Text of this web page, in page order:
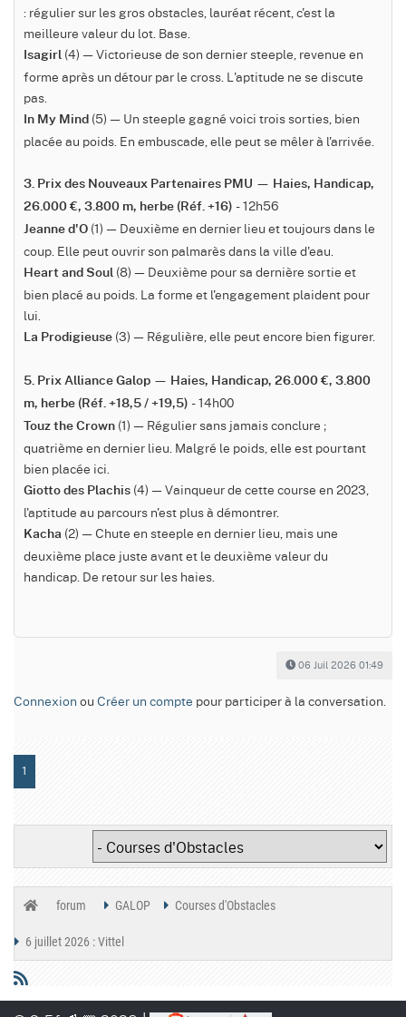
: régulier sur les gros obstacles, lauréat récent, c'est la
meilleure valeur du lot. Base.
Isagirl (4) — Victorieuse de son dernier steeple, revenue en
forme après un détour par le cross. L'aptitude ne se discute
pas.
In My Mind (5) — Un steeple gagné voici trois sorties, bien
placée au poids. En embuscade, elle peut se mêler à l'arrivée.
3. Prix des Nouveaux Partenaires PMU — Haies, Handicap,
26.000 €, 3.800 m, herbe (Réf. +16) - 12h56
Jeanne d'O (1) — Deuxième en dernier lieu et toujours dans le
coup. Elle peut ouvrir son palmarès dans la ville d'eau.
Heart and Soul (8) — Deuxième pour sa dernière sortie et
bien placé au poids. La forme et l'engagement plaident pour
lui.
La Prodigieuse (3) — Régulière, elle peut encore bien figurer.
5. Prix Alliance Galop — Haies, Handicap, 26.000 €, 3.800
m, herbe (Réf. +18,5 / +19,5) - 14h00
Touz the Crown (1) — Régulier sans jamais conclure ;
quatrième en dernier lieu. Malgré le poids, elle est pourtant
bien placée ici.
Giotto des Plachis (4) — Vainqueur de cette course en 2023,
l'aptitude au parcours n'est plus à démontrer.
Kacha (2) — Chute en steeple en dernier lieu, mais une
deuxième place juste avant et le deuxième valeur du
handicap. De retour sur les haies.
06 Juil 2026 01:49
Connexion ou Créer un compte pour participer à la conversation.
1
forum GALOP Courses d'Obstacles
6 juillet 2026 : Vittel